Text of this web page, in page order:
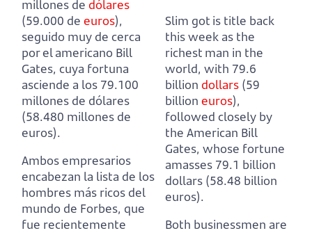
millones de dólares
(59.000 de euros),
seguido muy de cerca
por el americano Bill
Gates, cuya fortuna
asciende a los 79.100
millones de dólares
(58.480 millones de
euros).
Ambos empresarios
encabezan la lista de los
hombres más ricos del
mundo de Forbes, que
fue recientemente
Slim got is title back
this week as the
richest man in the
world, with 79.6
billion dollars (59
billion euros),
followed closely by
the American Bill
Gates, whose fortune
amasses 79.1 billion
dollars (58.48 billion
euros).
Both businessmen are